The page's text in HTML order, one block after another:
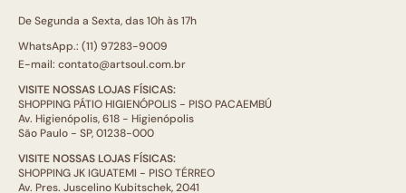
De Segunda a Sexta, das 10h às 17h
WhatsApp.: (11) 97283-9009
E-mail: contato@artsoul.com.br
VISITE NOSSAS LOJAS FÍSICAS:
SHOPPING PÁTIO HIGIENÓPOLIS - PISO PACAEMBÚ
Av. Higienópolis, 618 - Higienópolis
São Paulo - SP, 01238-000
VISITE NOSSAS LOJAS FÍSICAS:
SHOPPING JK IGUATEMI - PISO TÉRREO
Av. Pres. Juscelino Kubitschek, 2041